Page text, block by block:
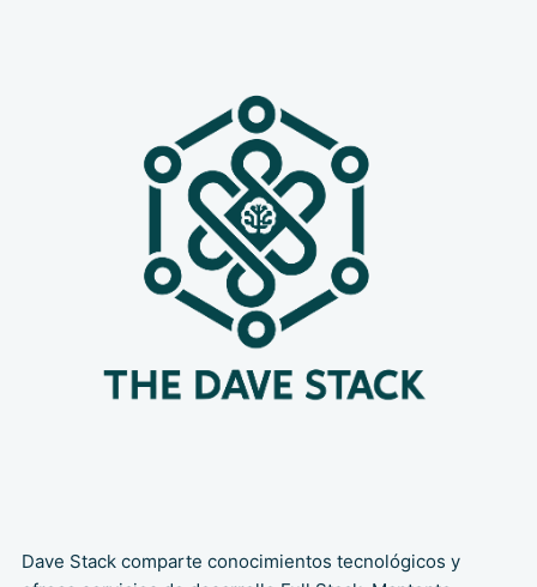
cada anuncio. ¡Échales un vistazo!
OpenAI 🤖 GPT-4.1 en
Dave Stack comparte conocimientos tecnológicos y